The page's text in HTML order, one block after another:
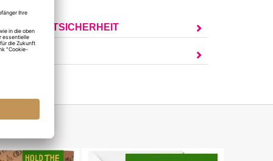
PRODUKTSICHERHEIT